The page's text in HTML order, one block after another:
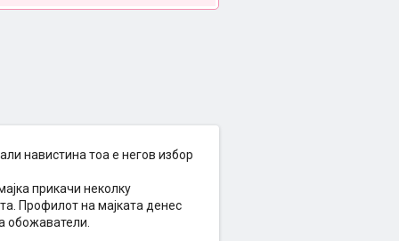
навистина тоа е негов избор
прикачи неколку
Профилот на мајката денес
обожаватели.